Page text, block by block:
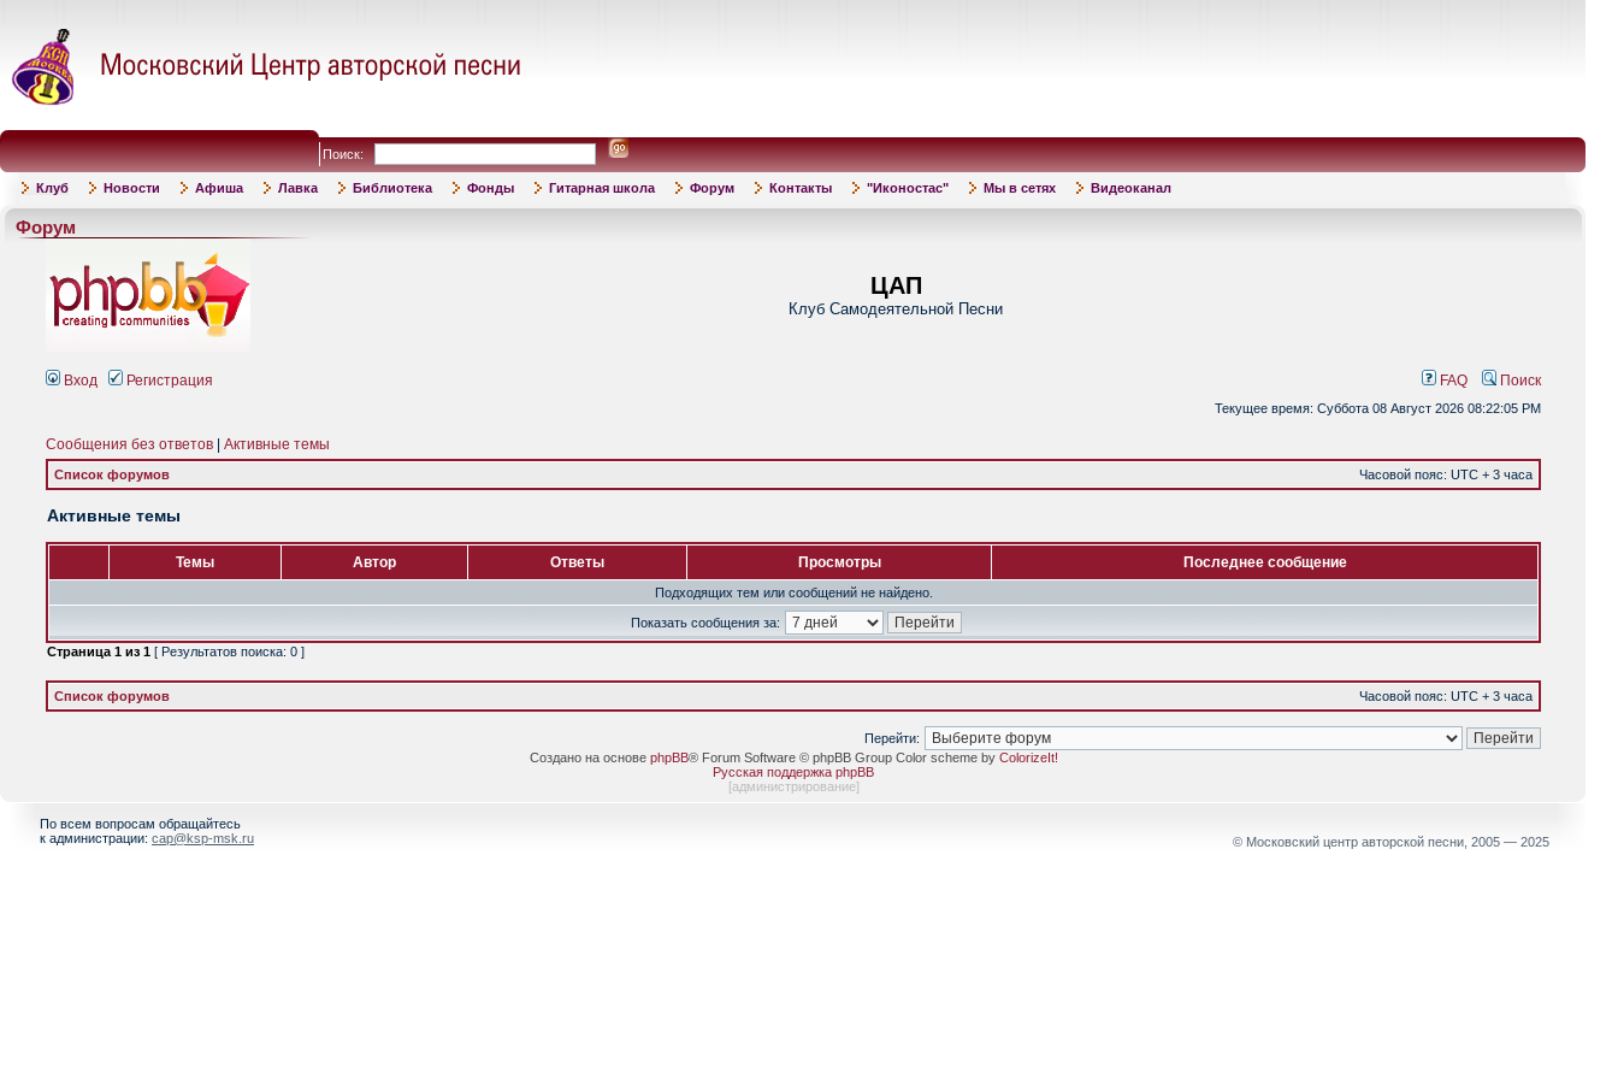
Поиск:
Клуб Новости Афиша Лавка Библиотека Фонды Гитарная школа Форум Контакты "Иконостас" Мы в сетях Видеоканал
Форум
ЦАП
Клуб Самодеятельной Песни
Вход Регистрация FAQ Поиск
Текущее время: Суббота 08 Август 2026 08:22:05 PM
Сообщения без ответов Активные темы
Список форумов Часовой пояс: UTC + 3 часа
Активные темы
Темы Автор Ответы Просмотры Последнее сообщение
Подходящих тем или сообщений не найдено.
Показать сообщения за:
Страница 1 из 1 [ Результатов поиска: 0 ]
Список форумов Часовой пояс: UTC + 3 часа
Перейти:
Создано на основе phpBB® Forum Software © phpBB Group Color scheme by ColorizeIt!
Русская поддержка phpBB
[администрирование]
По всем вопросам обращайтесь
к администрации: cap@ksp-msk.ru © Московский центр авторской песни, 2005 — 2025